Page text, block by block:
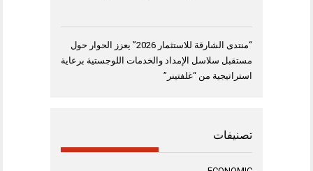
“منتدى الشارقة للاستثمار 2026” يعزز الحوار حول
مستقبل سلاسل الإمداد والخدمات اللوجستية برعاية
استراتيجية من “غلفتينر”
تصنيفات